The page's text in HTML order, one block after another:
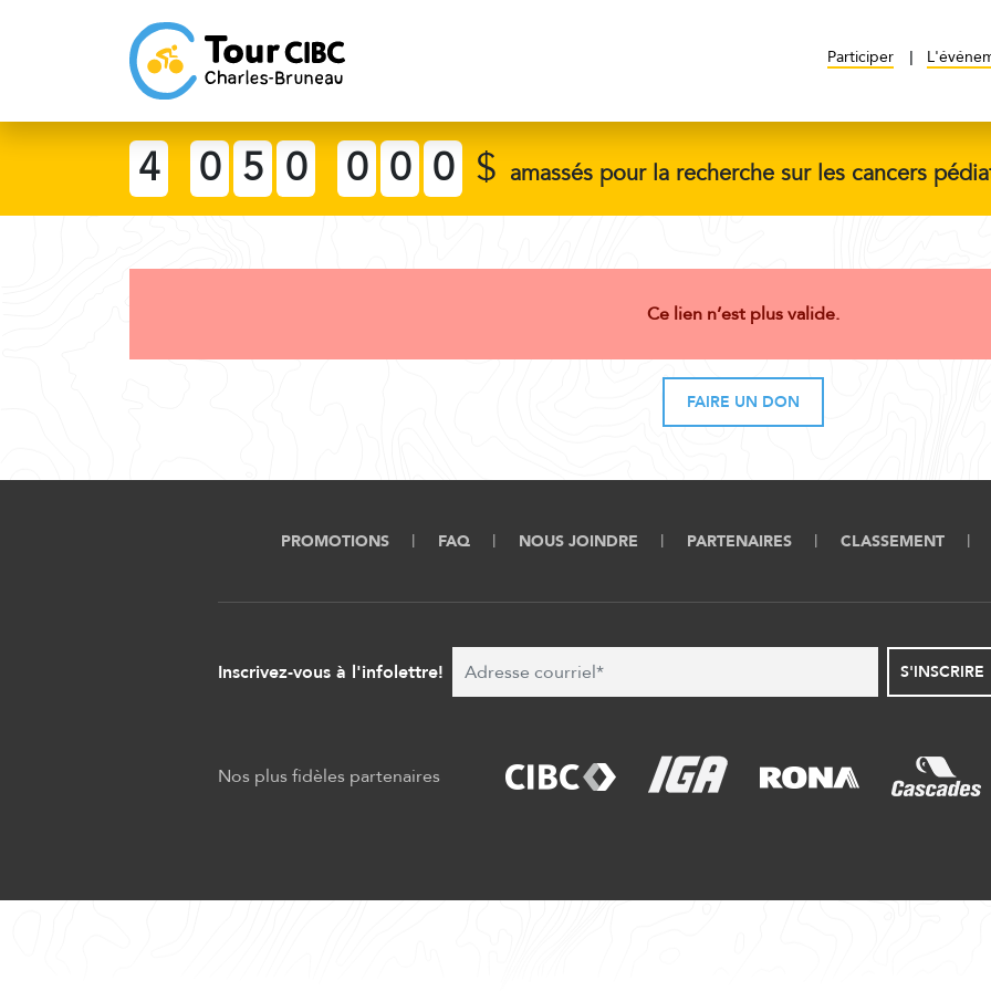
Participer
4 0 5 0 0 0 0 $ amassés pour la recherche sur les cancers
Ce lien n’est plus valide.
FAIRE UN DON
PROMOTIONS FAQ NOUS JOINDRE PARTENAIRES CLASSEMENT
Inscrivez-vous à l'infolettre! S'INSCRIRE
Nos plus fidèles partenaires